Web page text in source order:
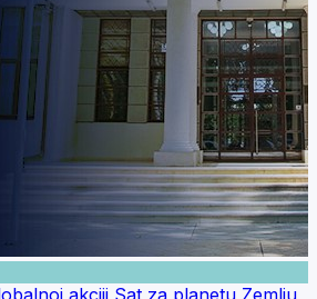
akciji Sat za planetu Zemlju